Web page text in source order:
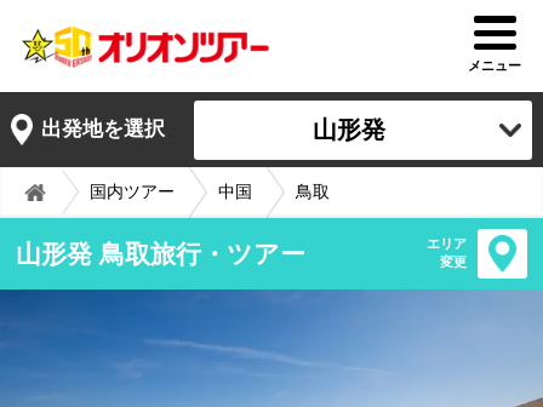
メニュー
出発地を選択 山形発
国内ツアー 中国 鳥取
山形発 鳥取旅行・ツアー
エリア
変更